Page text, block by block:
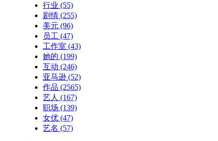
行业 (55)
剧情 (255)
美元 (96)
员工 (47)
工作室 (43)
她的 (199)
互动 (246)
亚马逊 (52)
作品 (2565)
艺人 (167)
职场 (139)
女优 (47)
艺名 (57)